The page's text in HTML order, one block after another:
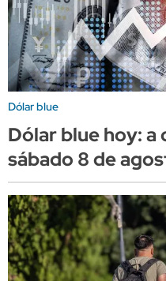
Dólar blue
Dólar blue hoy:
sábado 8 de